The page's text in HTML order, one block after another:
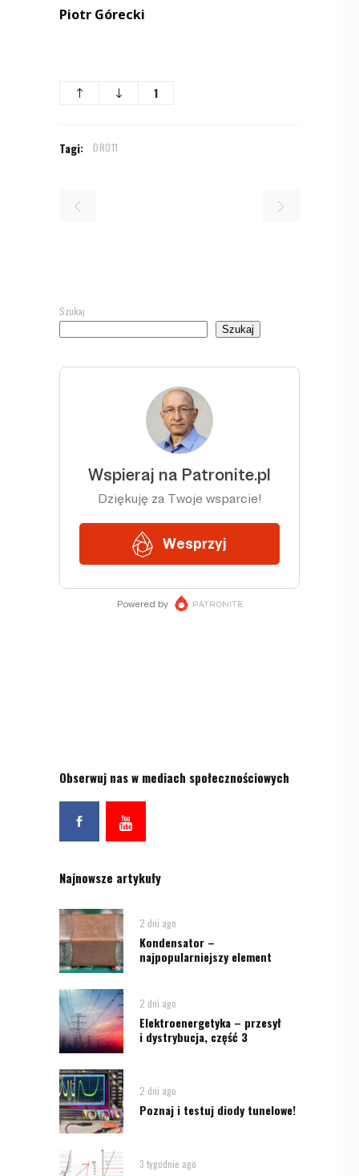
Piotr Górecki
1
Tagi: DR011
Szukaj
Szukaj
Obserwuj nas w mediach społecznościowych
Najnowsze artykuły
2 dni ago
Kondensator –
najpopularniejszy element
2 dni ago
Elektroenergetyka – przesył
i dystrybucja, część 3
2 dni ago
Poznaj i testuj diody tunelowe!
3 tygodnie ago